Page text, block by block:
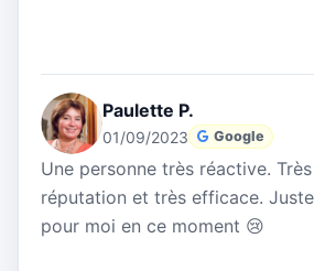
Paulette P.
01/09/2023 Google
Une personne très réactive.
réputation et très efficace.
pour moi en ce moment 😢